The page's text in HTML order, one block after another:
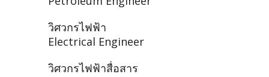
วิศวกรไฟฟ้า
Electrical Engineer
วิศวกรไฟฟ้าสื่อสาร